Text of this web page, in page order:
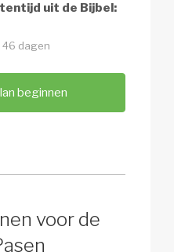
uit de Bijbel:
46 dagen
beginnen
voor de